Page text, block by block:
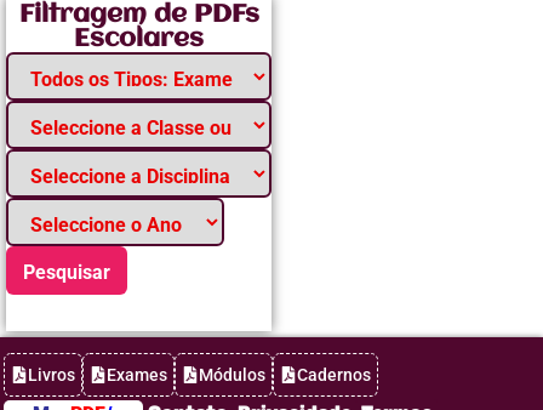
Filtragem de PDFs
Escolares
Pesquisar
Livros Exames Módulos Cadernos